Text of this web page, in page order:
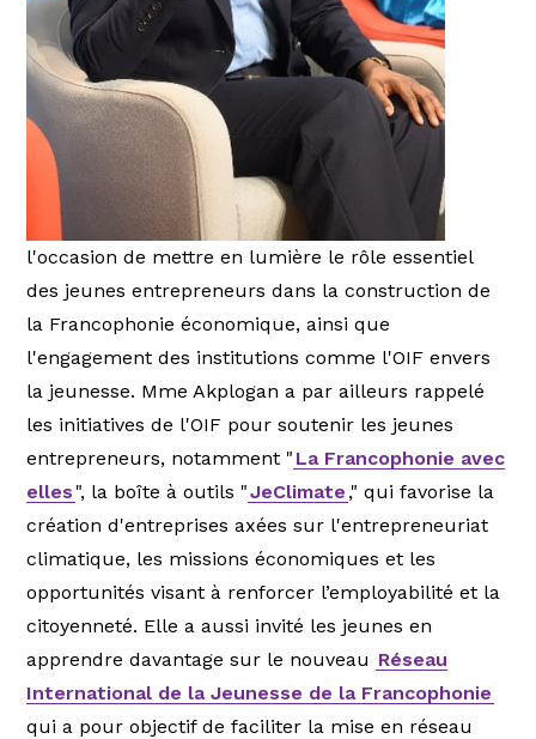
l'occasion de mettre en lumière le rôle essentiel
des jeunes entrepreneurs dans la construction de
la Francophonie économique, ainsi que
l'engagement des institutions comme l'OIF envers
la jeunesse. Mme Akplogan a par ailleurs rappelé
les initiatives de l'OIF pour soutenir les jeunes
entrepreneurs, notamment " La Francophonie avec
elles ", la boîte à outils "JeClimate ," qui favorise la
création d'entreprises axées sur l'entrepreneuriat
climatique, les missions économiques et les
opportunités visant à renforcer l’employabilité et la
citoyenneté. Elle a aussi invité les jeunes en
apprendre davantage sur le nouveau Réseau
International de la Jeunesse de la Francophonie
qui a pour objectif de faciliter la mise en réseau